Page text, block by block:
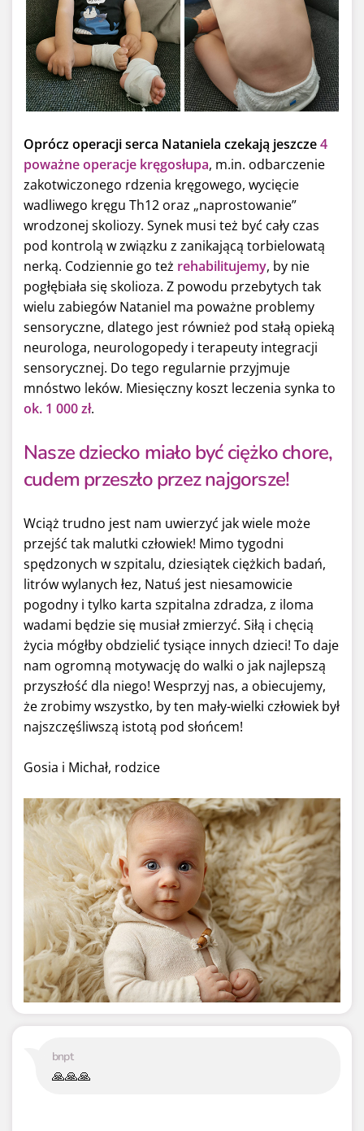
Oprócz operacji serca Nataniela czekają jeszcze4
poważne operacje kręgosłupa, m.in. odbarczenie
zakotwiczonego rdzenia kręgowego, wycięcie
wadliwego kręgu Th12 oraz „naprostowanie”
wrodzonej skoliozy. Synek musi też być cały czas
pod kontrolą w związku z zanikającą torbielowatą
nerką. Codziennie go też rehabilitujemy, by nie
pogłębiała się skolioza. Z powodu przebytych tak
wielu zabiegów Nataniel ma poważne problemy
sensoryczne, dlatego jest również pod stałą opieką
neurologa, neurologopedy i terapeuty integracji
sensorycznej. Do tego regularnie przyjmuje
mnóstwo leków. Miesięczny koszt leczenia synka to
ok. 1 000 zł.
Nasze dziecko miało być ciężko chore,
cudem przeszło przez najgorsze!
Wciąż trudno jest nam uwierzyć jak wiele może
przejść tak malutki człowiek! Mimo tygodni
spędzonych w szpitalu, dziesiątek ciężkich badań,
litrów wylanych łez, Natuś jest niesamowicie
pogodny i tylko karta szpitalna zdradza, z iloma
wadami będzie się musiał zmierzyć. Siłą i chęcią
życia mógłby obdzielić tysiące innych dzieci! To daje
nam ogromną motywację do walki o jak najlepszą
przyszłość dla niego! Wesprzyj nas, a obiecujemy,
że zrobimy wszystko, by ten mały-wielki człowiek był
najszczęśliwszą istotą pod słońcem!
Gosia i Michał, rodzice
bnpt
🙏🙏🙏